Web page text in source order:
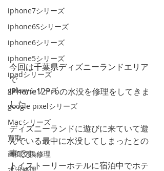
iphone7シリーズ
iphone6Sシリーズ
iphone6シリーズ
iphone5シリーズ
ipadシリーズ
galaxyシリーズ
google pixelシリーズ
Macシリーズ
買取
画面交換修理
今回は千葉県ディズニーランドエリア
で
iPhone12Proの水没を修理をしてきま
した。
ディズニーランドに遊びに来ていて遊
んでいる最中に水没してしまったとの
事です。
トイストーリーホテルに宿泊中でホテ